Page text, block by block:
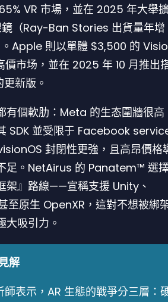
VR 市場，並在 2025 年大舉
鏡（Ray-Ban Stories 出貨量年增
Apple 則以單體 $3,500 的
價市场，並在 2025 年 10 月推出
新版。
有個軟肋：Meta 的生态圍牆很高
SDK 並受限于 Facebook
封閉性更強，且高昂價格
足。NetAirus 的 Panatem™ 選
架』路線——宣稱支援 Unity、
至原生 OpenXR，這對不想被綁
大吸引力。
解
師表示，AR 生態的戰爭分三層：